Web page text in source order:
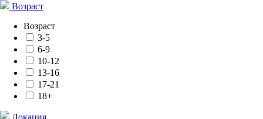
Возраст
Возраст
3-5
6-9
10-12
13-16
17-21
18+
Локация